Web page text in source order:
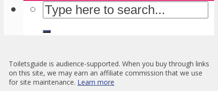
Toiletsguide is audience-supported. When you buy through links
on this site, we may earn an affiliate commission that we use
for site maintenance. Learn more